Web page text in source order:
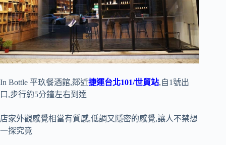
In Bottle 平玖餐酒館,鄰近捷運台北101/世貿站,自1號出
口,步行約5分鐘左右到達
店家外觀感覺相當有質感,低調又隱密的感覺,讓人不禁想
一探究竟